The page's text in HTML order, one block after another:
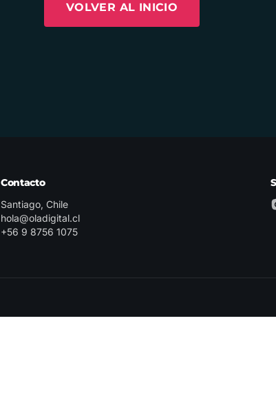
VOLVER AL INICIO
Contacto
Santiago, Chile
hola@oladigital.cl
+56 9 8756 1075